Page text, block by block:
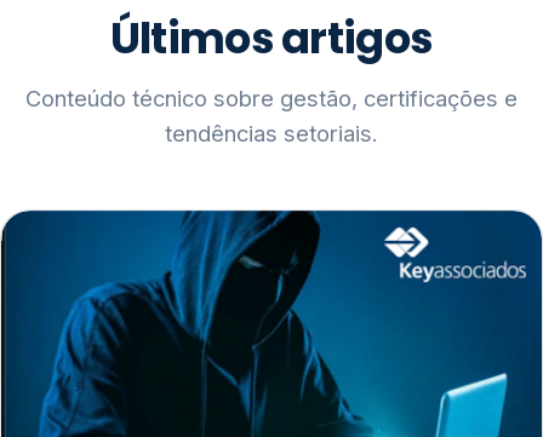
Últimos artigos
Conteúdo técnico sobre gestão, certificações e
tendências setoriais.